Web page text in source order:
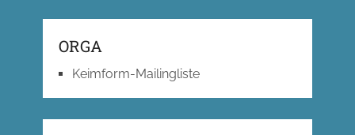
ORGA
Keimform-Mailingliste